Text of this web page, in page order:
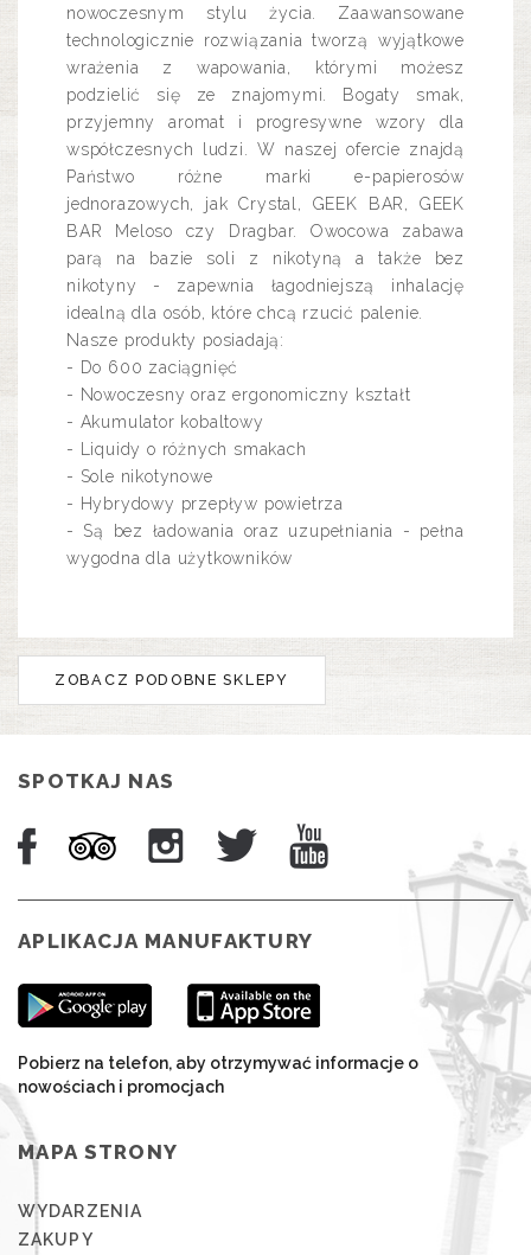
nowoczesnym stylu życia. Zaawansowane
technologicznie rozwiązania tworzą wyjątkowe
wrażenia z wapowania, którymi możesz
podzielić się ze znajomymi. Bogaty smak,
przyjemny aromat i progresywne wzory dla
współczesnych ludzi. W naszej ofercie znajdą
Państwo różne marki e-papierosów
jednorazowych, jak Crystal, GEEK BAR, GEEK
BAR Meloso czy Dragbar. Owocowa zabawa
parą na bazie soli z nikotyną a także bez
nikotyny - zapewnia łagodniejszą inhalację
idealną dla osób, które chcą rzucić palenie.
Nasze produkty posiadają:
- Do 600 zaciągnięć
- Nowoczesny oraz ergonomiczny kształt
- Akumulator kobaltowy
- Liquidy o różnych smakach
- Sole nikotynowe
- Hybrydowy przepływ powietrza
- Są bez ładowania oraz uzupełniania - pełna
wygodna dla użytkowników
ZOBACZ PODOBNE SKLEPY
SPOTKAJ NAS
APLIKACJA MANUFAKTURY
Pobierz na telefon, aby otrzymywać informacje o
nowościach i promocjach
MAPA STRONY
WYDARZENIA
ZAKUPY